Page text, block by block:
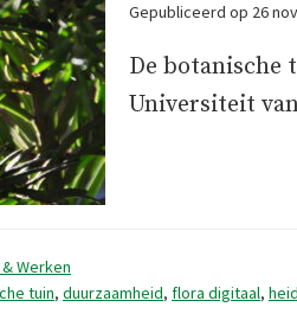
Gepubliceerd op 26
De botanische
Universiteit
Werken
tuin, duurzaamheid, flora digitaal,